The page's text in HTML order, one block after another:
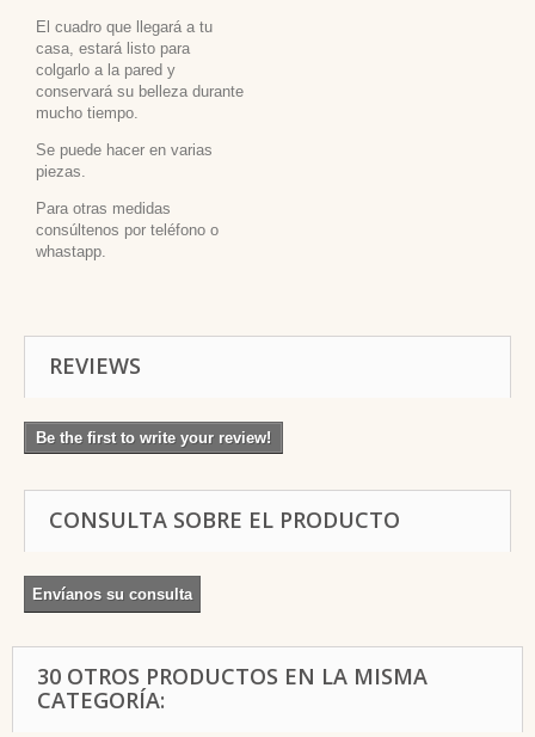
El cuadro que llegará a tu
casa, estará listo para
colgarlo a la pared y
conservará su belleza durante
mucho tiempo.
Se puede hacer en varias
piezas.
Para otras medidas
consúltenos por teléfono o
whastapp.
REVIEWS
Be the first to write your review!
CONSULTA SOBRE EL PRODUCTO
Envíanos su consulta
30 OTROS PRODUCTOS EN LA MISMA
CATEGORÍA: